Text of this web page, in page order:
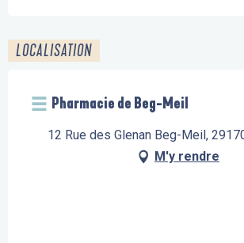
LOCALISATION
Pharmacie de Beg-Meil
12 Rue des Glenan Beg-Meil,
M'y rendre